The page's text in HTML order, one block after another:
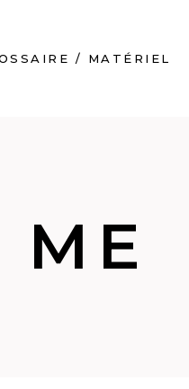
/ MATÉRIEL
ME